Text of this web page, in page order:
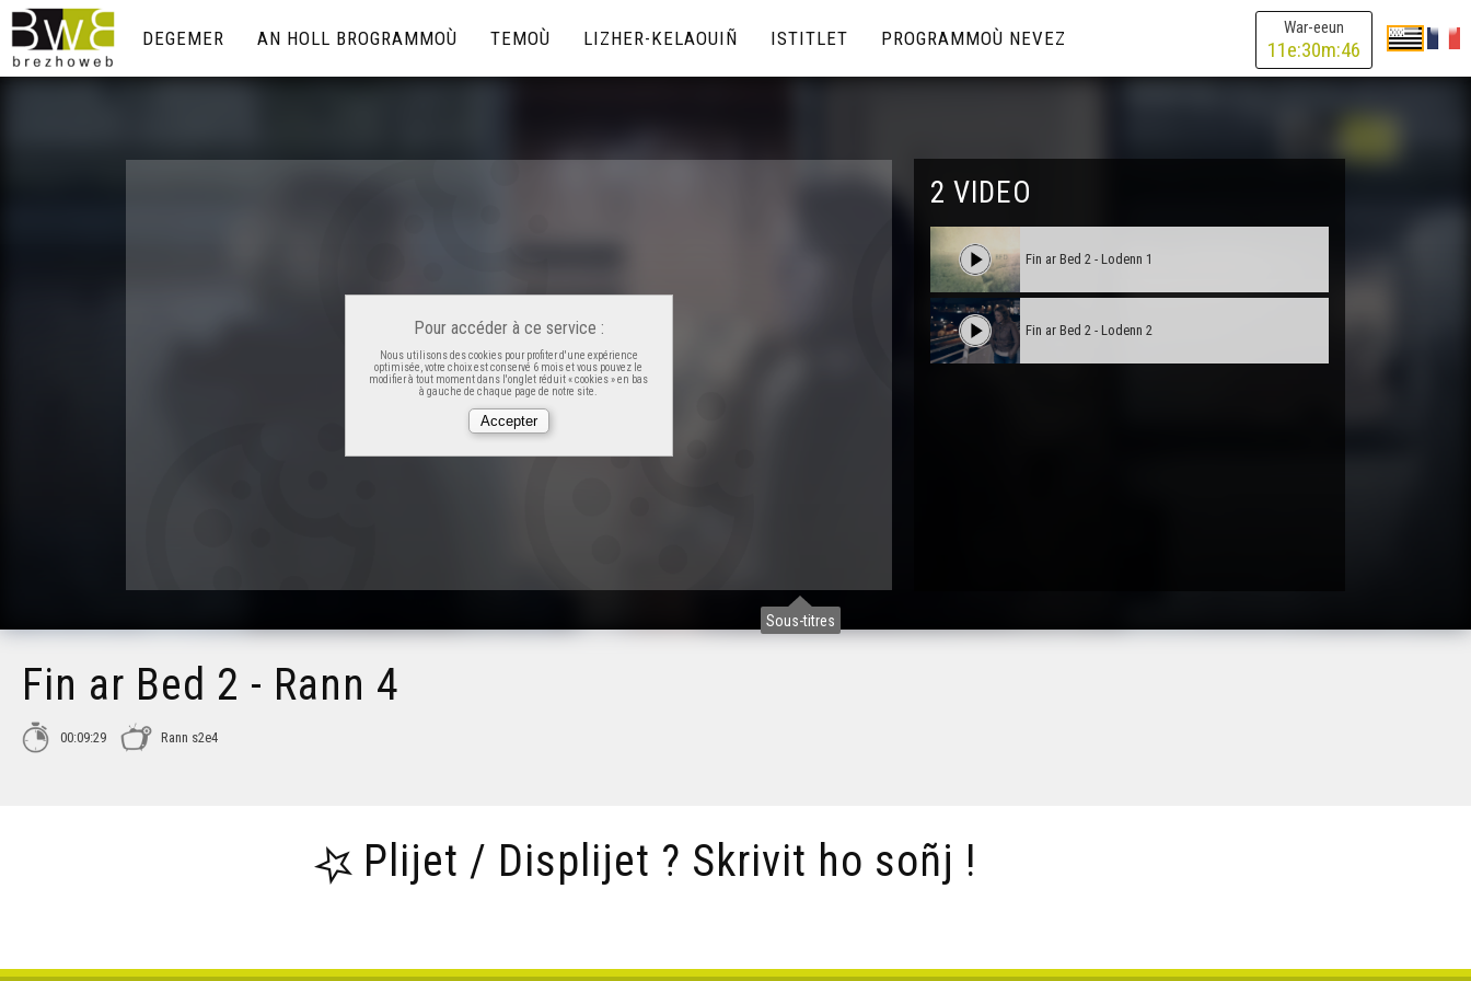
War-eeun
11e:30m:46
DEGEMER AN HOLL BROGRAMMOÙ TEMOÙ LIZHER-KELAOUIÑ ISTITLET PROGRAMMOÙ NEVEZ
Sous-titres
Pour accéder à ce service :
Nous utilisons des cookies pour profiter d'une expérience
optimisée, votre choix est conservé 6 mois et vous pouvez le
modifier à tout moment dans l'onglet réduit « cookies » en bas
à gauche de chaque page de notre site.
2 VIDEO
Fin ar Bed 2 - Lodenn 1
Fin ar Bed 2 - Lodenn 2
Fin ar Bed 2 - Rann 4
00:09:29 Rann s2e4
Plijet / Displijet ? Skrivit ho soñj !